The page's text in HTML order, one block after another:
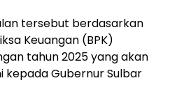
tersebut berdasarkan
Keuangan (BPK)
tahun 2025 yang akan
kepada Gubernur Sulbar